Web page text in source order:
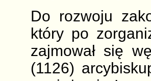
Do rozwoju
który po
zajmował się
(1126)